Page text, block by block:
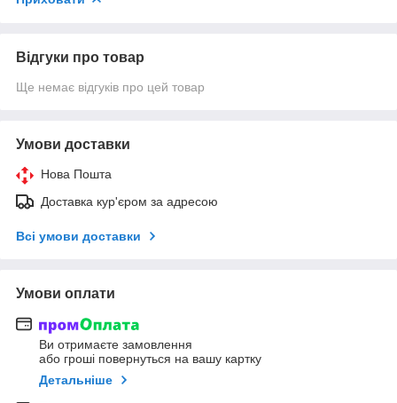
Відгуки про товар
Ще немає відгуків про цей товар
Умови доставки
Нова Пошта
Доставка кур'єром за адресою
Всі умови доставки
Умови оплати
Ви отримаєте замовлення
або гроші повернуться на вашу картку
Детальніше